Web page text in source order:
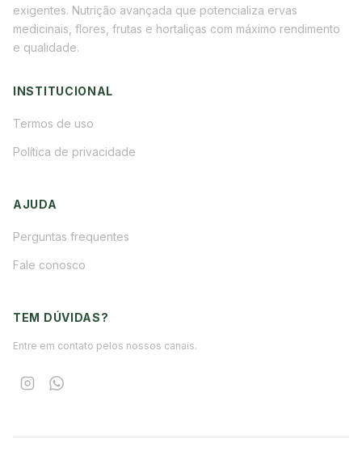
exigentes. Nutrição avançada que potencializa ervas
medicinais, flores, frutas e hortaliças com máximo rendimento
e qualidade.
INSTITUCIONAL
Termos de uso
Política de privacidade
AJUDA
Perguntas frequentes
Fale conosco
TEM DÚVIDAS?
Entre em contato pelos nossos canais.